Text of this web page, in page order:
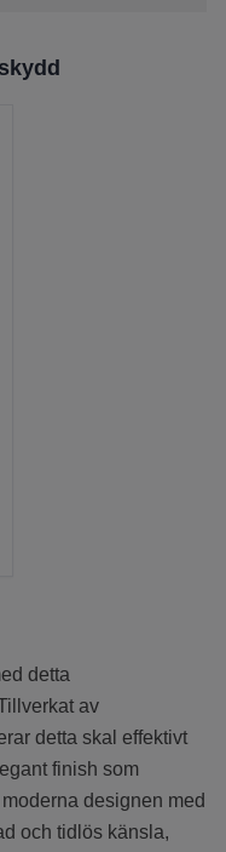
detta
av
detta skal effektivt
finish som
designen med
och tidlös känsla,